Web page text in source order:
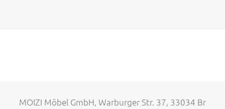
MOIZI Möbel GmbH, Warburger Str. 37, 33034 Br